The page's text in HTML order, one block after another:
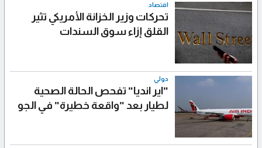
اقتصاد
تحركات وزير الخزانة الأمريكي تثير
القلق إزاء سوق السندات
دولي
"اير انديا" تفحص الحالة الصحية
لطيار بعد "واقعة خطيرة" في الجو